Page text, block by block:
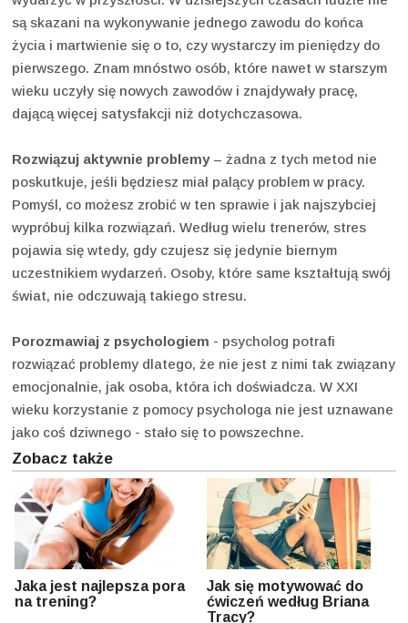
są skazani na wykonywanie jednego zawodu do końca
życia i martwienie się o to, czy wystarczy im pieniędzy do
pierwszego. Znam mnóstwo osób, które nawet w starszym
wieku uczyły się nowych zawodów i znajdywały pracę,
dającą więcej satysfakcji niż dotychczasowa.
Rozwiązuj aktywnie problemy – żadna z tych metod nie
poskutkuje, jeśli będziesz miał palący problem w pracy.
Pomyśl, co możesz zrobić w ten sprawie i jak najszybciej
wypróbuj kilka rozwiązań. Według wielu trenerów, stres
pojawia się wtedy, gdy czujesz się jedynie biernym
uczestnikiem wydarzeń. Osoby, które same kształtują swój
świat, nie odczuwają takiego stresu.
Porozmawiaj z psychologiem - psycholog potrafi
rozwiązać problemy dlatego, że nie jest z nimi tak związany
emocjonalnie, jak osoba, która ich doświadcza. W XXI
wieku korzystanie z pomocy psychologa nie jest uznawane
jako coś dziwnego - stało się to powszechne.
Zobacz także
Jaka jest najlepsza pora
na trening?
Jak się motywować do
ćwiczeń według Briana
Tracy?